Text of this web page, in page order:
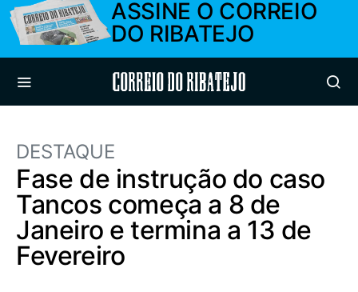
ASSINE O CORREIO
DO RIBATEJO
Correio do Ribatejo
DESTAQUE
Fase de instrução do caso
Tancos começa a 8 de
Janeiro e termina a 13 de
Fevereiro